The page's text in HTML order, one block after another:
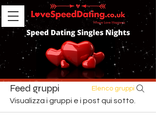
Feed gruppi Elenco gruppi
Visualizza i gruppi e i post qui sotto.